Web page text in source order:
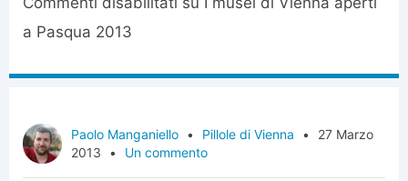
a Pasqua 2013
Paolo Manganiello • Pillole di Vienna •
27 Marzo
2013
• Un commento